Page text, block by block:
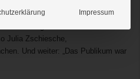
voll besetzt. „Wir hatten
Julia Zschiesche,
Und weiter: „Das Publikum war
Impressum